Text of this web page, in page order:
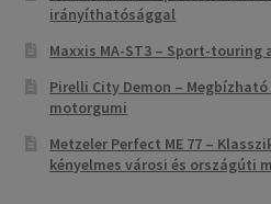
irányíthatósággal
Maxxis MA-ST3 – Sport-touring
Pirelli City Demon –
motorgumi
Metzeler Perfect ME 77 –
kényelmes városi és országúti